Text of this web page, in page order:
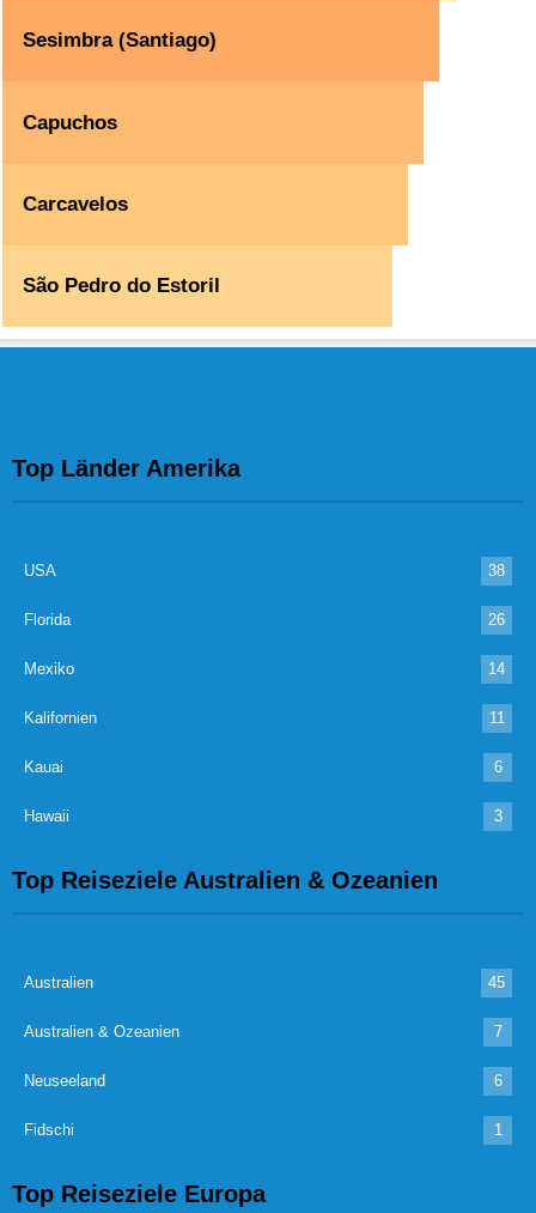
Sesimbra (Santiago)
Capuchos
Carcavelos
São Pedro do Estoril
Top Länder Amerika
USA 38
Florida 26
Mexiko 14
Kalifornien 11
Kauai 6
Hawaii 3
Top Reiseziele Australien & Ozeanien
Australien 45
Australien & Ozeanien 7
Neuseeland 6
Fidschi 1
Top Reiseziele Europa